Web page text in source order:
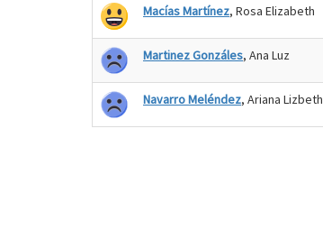
Macías Martínez, Rosa Elizabeth
Martinez Gonzáles, Ana Luz
Navarro Meléndez, Ariana Lizbeth